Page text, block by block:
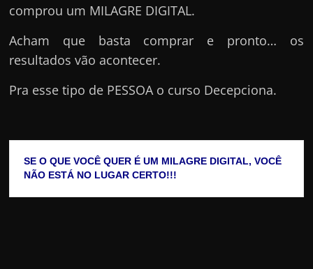
comprou um MILAGRE DIGITAL.
Acham que basta comprar e pronto… os
resultados vão acontecer.
Pra esse tipo de PESSOA o curso Decepciona.
SE O QUE VOCÊ QUER É UM MILAGRE DIGITAL, VOCÊ
NÃO ESTÁ NO LUGAR CERTO!!!